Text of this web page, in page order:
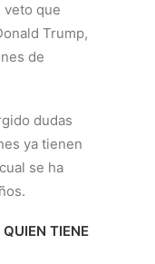
veto que
Trump,
de
dudas
ya tienen
se ha
TIENE